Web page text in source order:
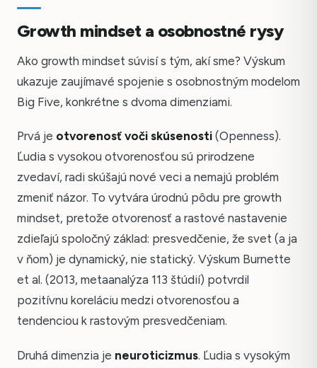
Growth mindset a osobnostné rysy
Ako growth mindset súvisí s tým, akí sme? Výskum
ukazuje zaujímavé spojenie s osobnostným modelom
Big Five, konkrétne s dvoma dimenziami.
Prvá je otvorenosť voči skúsenosti (Openness).
Ľudia s vysokou otvorenosťou sú prirodzene
zvedaví, radi skúšajú nové veci a nemajú problém
zmeniť názor. To vytvára úrodnú pôdu pre growth
mindset, pretože otvorenosť a rastové nastavenie
zdieľajú spoločný základ: presvedčenie, že svet (a ja
v ňom) je dynamický, nie statický. Výskum Burnette
et al. (2013, metaanalýza 113 štúdií) potvrdil
pozitívnu koreláciu medzi otvorenosťou a
tendenciou k rastovým presvedčeniam.
Druhá dimenzia je neuroticizmus. Ľudia s vysokým